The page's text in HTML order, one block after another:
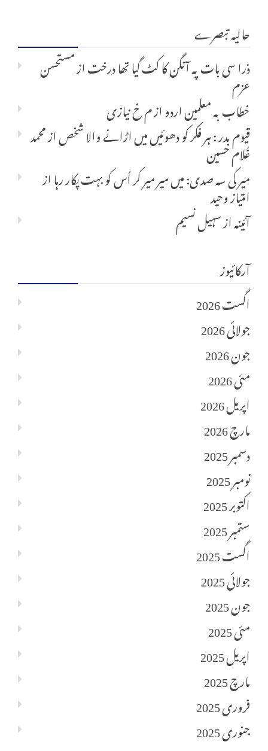
حالیہ تبصرے
ذرا سی بات پہ آنگن کا کٹ گیا تھا درختازمستحسن
عزم
خطاب بہ معلمین اردوازم خ نیازی
قیوم بدر : ہر فکر کو دھوئیں میں اڑانے والا شخصازمحمد
غُلام حسین
میر کی سہ صدی: میں میر میر کر اُس کو بہت پکار رہااز
امتیاز وحید
آئینہازسہیل نسیم
آرکائیوز
اگست 2026
جولائی 2026
جون 2026
مئی 2026
اپریل 2026
مارچ 2026
دسمبر 2025
نومبر 2025
اکتوبر 2025
ستمبر 2025
اگست 2025
جولائی 2025
جون 2025
مئی 2025
اپریل 2025
مارچ 2025
فروری 2025
جنوری 2025